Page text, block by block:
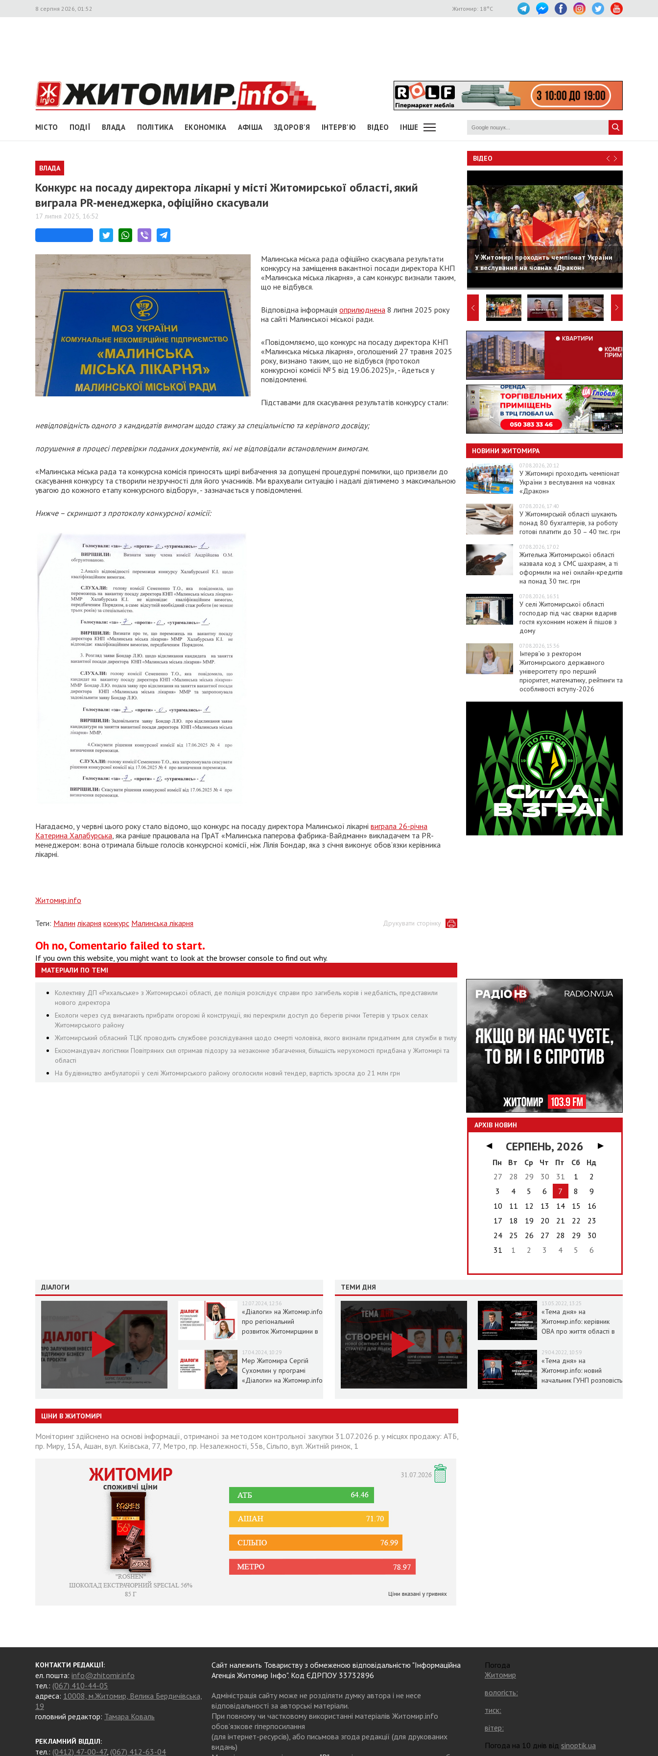
8 серпня 2026, 01:52 Житомир: 18°C
МІСТО ПОДІЇ ВЛАДА ПОЛІТИКА ЕКОНОМІКА АФІША ЗДОРОВ'Я ІНТЕРВ'Ю ВІДЕО ІНШЕ
ВЛАДА
Конкурс на посаду директора лікарні у місті Житомирської області, який
виграла PR-менеджерка, офіційно скасували
17 липня 2025, 16:52
Малинська міська рада офіційно скасувала результати
конкурсу на заміщення вакантної посади директора КНП
«Малинська міська лікарня», а сам конкурс визнали таким,
що не відбувся.
Відповідна інформація оприлюднена 8 липня 2025 року
на сайті Малинської міської ради.
«Повідомляємо, що конкурс на посаду директора КНП
«Малинська міська лікарня», оголошений 27 травня 2025
року, визнано таким, що не відбувся (протокол
конкурсної комісії № 5 від 19.06.2025)», - йдеться у
повідомленні.
Підставами для скасування результатів конкурсу стали:
невідповідність одного з кандидатів вимогам щодо стажу за спеціальністю та керівного досвіду;
порушення в процесі перевірки поданих документів, які не відповідали встановленим вимогам.
«Малинська міська рада та конкурсна комісія приносять щирі вибачення за допущені процедурні помилки, що призвели до
скасування конкурсу та створили незручності для його учасників. Ми врахували ситуацію і надалі діятимемо з максимальною
увагою до кожного етапу конкурсного відбору», - зазначається у повідомленні.
Нижче – скриншот з протоколу конкурсної комісії:
Нагадаємо, у червні цього року стало відомо, що конкурс на посаду директора Малинської лікарні виграла 26-річна
Катерина Халабурська, яка раніше працювала на ПрАТ «Малинська паперова фабрика-Вайдманн» викладачем та PR-
менеджером: вона отримала більше голосів конкурсної комісії, ніж Лілія Бондар, яка з січня виконує обов’язки керівника
лікарні.
Житомир.info
Друкувати сторінку
Теги: Малин лікарня конкурс Малинська лікарня
Oh no, Comentario failed to start.
If you own this website, you might want to look at the browser console to find out why.
МАТЕРІАЛИ ПО ТЕМІ
Колективу ДП «Рихальське» з Житомирської області, де поліція розслідує справи про загибель корів і недбалість, представили
нового директора
Екологи через суд вимагають прибрати огорожі й конструкції, які перекрили доступ до берегів річки Тетерів у трьох селах
Житомирського району
Житомирський обласний ТЦК проводить службове розслідування щодо смерті чоловіка, якого визнали придатним для служби в тилу
Екскомандувач логістики Повітряних сил отримав підозру за незаконне збагачення, більшість нерухомості придбана у Житомирі та
області
На будівництво амбулаторії у селі Житомирського району оголосили новий тендер, вартість зросла до 21 млн грн
ВІДЕО
У Житомирі проходить чемпіонат України
з веслування на човнах «Дракон»
НОВИНИ ЖИТОМИРА
07.08.2026, 20:12
У Житомирі проходить чемпіонат
України з веслування на човнах
«Дракон»
07.08.2026, 17:40
У Житомирській області шукають
понад 80 бухгалтерів, за роботу
готові платити до 30 – 40 тис. грн
07.08.2026, 17:02
Жителька Житомирської області
назвала код з СМС шахраям, а ті
оформили на неї онлайн-кредитів
на понад 30 тис. грн
07.08.2026, 16:31
У селі Житомирської області
господар під час сварки вдарив
гостя кухонним ножем й пішов з
дому
07.08.2026, 15:36
Інтерв’ю з ректором
Житомирського державного
університету про перший
пріоритет, математику, рейтинги та
особливості вступу-2026
АРХІВ НОВИН
◀ СЕРПЕНЬ, 2026
▶
Пн
Вт Ср Чт Пт Сб
Нд
27
28 29 30 31 1
2
3
4 5 6 7 8
9
10
11 12 13 14 15
16
17
18 19 20 21 22
23
24
25 26 27 28 29
30
31
1 2 3 4 5 6
ДІАЛОГИ
12.07.2024, 12:36
«Діалоги» на Житомир.info
про регіональний
розвиток Житомирщини в
17.04.2024, 10:29
Мер Житомира Сергій
Сухомлин у програмі
«Діалоги» на Житомир.info
ТЕМИ ДНЯ
13.05.2022, 13:25
«Тема дня» на
Житомир.info: керівник
ОВА про життя області в
29.04.2022, 10:59
«Тема дня» на
Житомир.info: новий
начальник ГУНП розповість
ЦІНИ В ЖИТОМИРІ
Моніторинг здійснено на основі інформації, отриманої за методом контрольної закупки 31.07.2026 р. у місцях продажу: АТБ,
пр. Миру, 15А, Ашан, вул. Київська, 77, Метро, пр. Незалежності, 55в, Сільпо, вул. Житній ринок, 1
КОНТАКТИ РЕДАКЦІЇ:
ел. пошта: info@zhitomir.info
тел.: (067) 410-44-05
адреса: 10008, м.Житомир, Велика Бердичівська,
19
головний редактор: Тамара Коваль
РЕКЛАМНИЙ ВІДДІЛ:
тел.: (0412) 47-00-47, (067) 412-63-04
Сайт належить Товариству з обмеженою відповідальністю "Інформаційна
Агенція Житомир Інфо". Код ЄДРПОУ 33732896
Адміністрація сайту може не розділяти думку автора і не несе
відповідальності за авторські матеріали.
При повному чи частковому використанні матеріалів Житомир.info
обов’язкове гіперпосилання
(для інтернет-ресурсів), або письмова згода редакції (для друкованих
видань)
Погода
Житомир
вологість:
тиск:
вітер:
Погода на 10 днів від sinoptik.ua